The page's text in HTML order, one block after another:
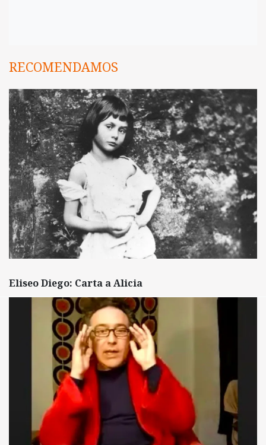
RECOMENDAMOS
Eliseo Diego: Carta a Alicia